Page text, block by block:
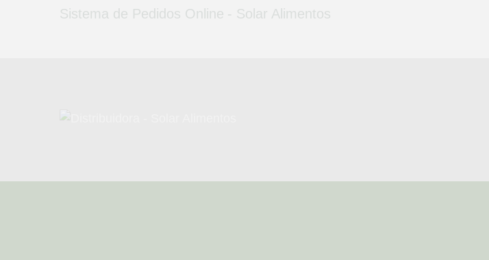
Sistema de Pedidos Online - Solar Alimentos
HOME